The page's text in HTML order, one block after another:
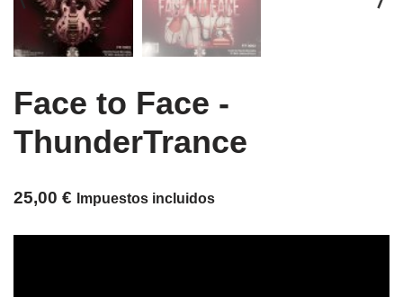
Face to Face -
ThunderTrance
25,00 € Impuestos incluidos